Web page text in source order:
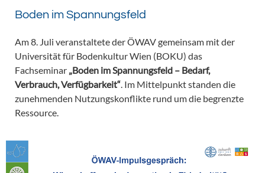
Boden im Spannungsfeld
Am 8. Juli veranstaltete der ÖWAV gemeinsam mit der
Universität für Bodenkultur Wien (BOKU) das
Fachseminar „Boden im Spannungsfeld – Bedarf,
Verbrauch, Verfügbarkeit“ . Im Mittelpunkt standen die
zunehmenden Nutzungskonflikte rund um die begrenzte
Ressource.